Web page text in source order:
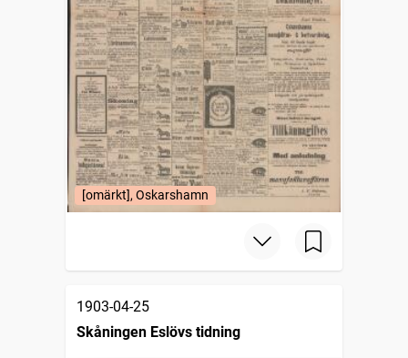
[omärkt], Oskarshamn
1903-04-25
Skåningen Eslövs tidning